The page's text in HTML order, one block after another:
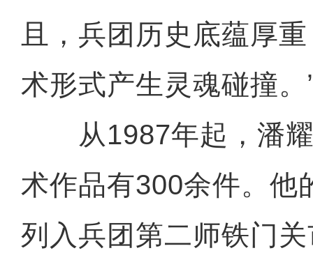
且，兵团历史底蕴厚
术形式产生灵魂碰撞
从1987年起，潘耀
术作品有300余件。他
列入兵团第二师铁门